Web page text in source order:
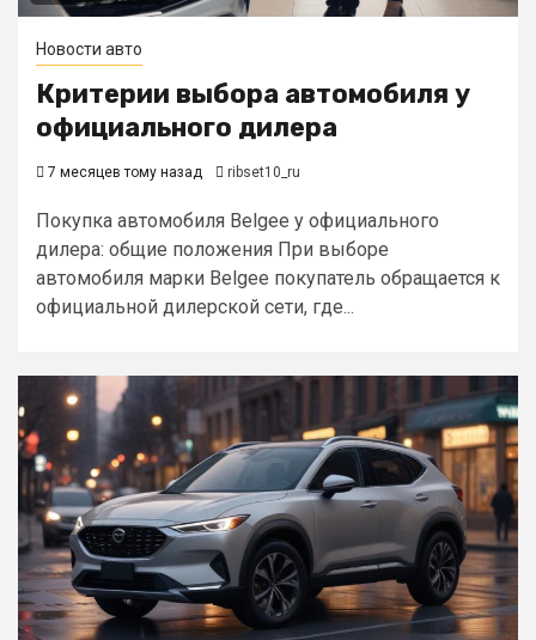
Новости авто
Критерии выбора автомобиля у
официального дилера
7 месяцев тому назад ribset10_ru
Покупка автомобиля Belgee у официального
дилера: общие положения При выборе
автомобиля марки Belgee покупатель обращается к
официальной дилерской сети, где...